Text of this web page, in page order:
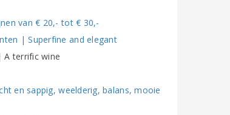
van € 20,- tot € 30,-
| Superfine and elegant
A terrific wine
en sappig, weelderig, balans, mooie